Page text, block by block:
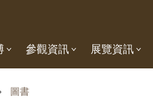
參觀資訊 展覽資訊
圖書